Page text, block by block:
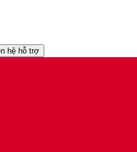
hệ hỗ trợ